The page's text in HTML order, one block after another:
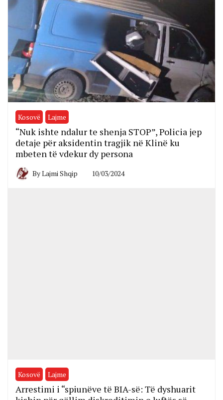
Kosovë Lajme
“Nuk ishte ndalur te shenja STOP”, Policia jep
detaje për aksidentin tragjik në Klinë ku
mbeten të vdekur dy persona
ByLajmi Shqip 10/03/2024
Kosovë Lajme
Arrestimi i “spiunëve të BIA-së: Të dyshuarit